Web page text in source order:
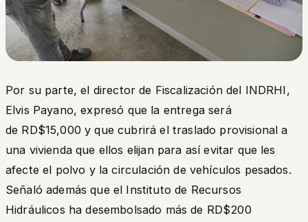
Por su parte, el director de Fiscalización del INDRHI,
Elvis Payano, expresó que la entrega será
de RD$15,000 y que cubrirá el traslado provisional a
una vivienda que ellos elijan para así evitar que les
afecte el polvo y la circulación de vehículos pesados.
Señaló además que el Instituto de Recursos
Hidráulicos ha desembolsado más de RD$200